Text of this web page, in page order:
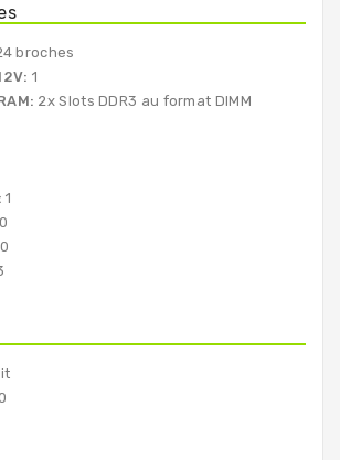
broches
1
2x Slots DDR3 au format DIMM
1
0
0